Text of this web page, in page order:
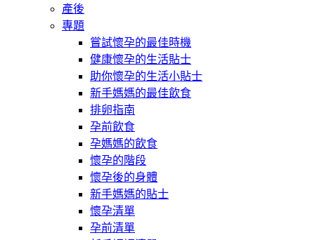
產後
專題
嘗試懷孕的最佳時機
健康懷孕的生活貼士
助你懷孕的生活小貼士
新手媽媽的最佳飲食
排卵指南
孕前飲食
孕媽媽的飲食
懷孕的階段
懷孕後的身體
新手媽媽的貼士
懷孕清單
孕前清單